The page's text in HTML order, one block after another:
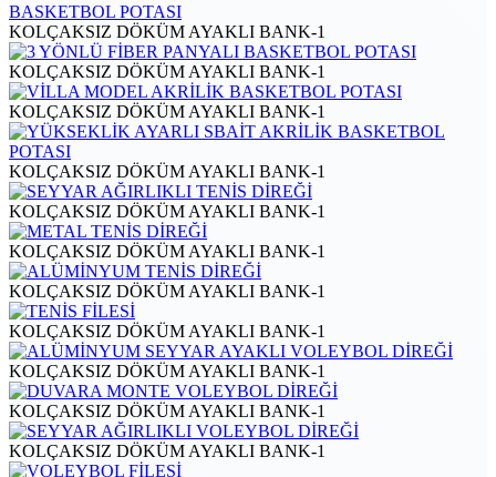
KOLÇAKSIZ DÖKÜM AYAKLI BANK-1
KOLÇAKSIZ DÖKÜM AYAKLI BANK-1
KOLÇAKSIZ DÖKÜM AYAKLI BANK-1
KOLÇAKSIZ DÖKÜM AYAKLI BANK-1
KOLÇAKSIZ DÖKÜM AYAKLI BANK-1
KOLÇAKSIZ DÖKÜM AYAKLI BANK-1
KOLÇAKSIZ DÖKÜM AYAKLI BANK-1
KOLÇAKSIZ DÖKÜM AYAKLI BANK-1
KOLÇAKSIZ DÖKÜM AYAKLI BANK-1
KOLÇAKSIZ DÖKÜM AYAKLI BANK-1
KOLÇAKSIZ DÖKÜM AYAKLI BANK-1